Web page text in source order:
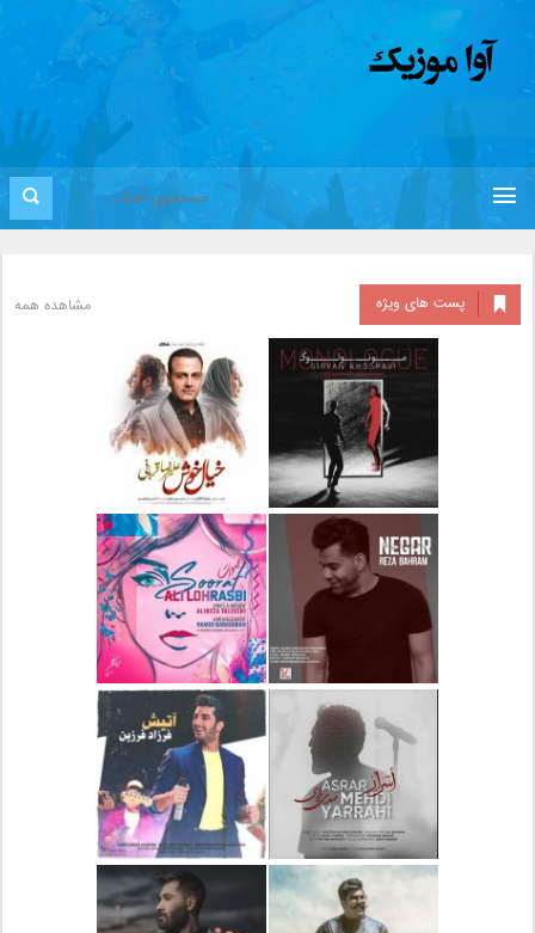
پست های ویژه مشاهده همه
دانلود آلبوم جدید سیروان
خسروی بنام مونولوگ
دانلود آهنگ جدید علیرضا
قربانی بنام خیال خوش
دانلود آهنگ جدید رضا
بهرام بنام نگار
دانلود آهنگ جدید علی
لهراسبی بنام صورت
دانلود آهنگ جدید مهدی
یراحی بنام اسرار
دانلود آهنگ جدید فرزاد
فرزین بنام آتیش